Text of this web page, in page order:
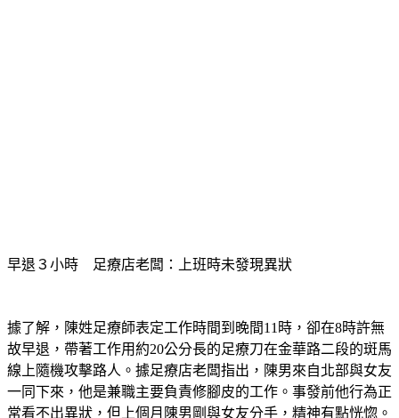
據了解，陳姓足療師表定工作時間到晚間11時，卻在8時許無
故早退，帶著工作用約20公分長的足療刀在金華路二段的斑馬
線上隨機攻擊路人。據足療店老闆指出，陳男來自北部與女友
一同下來，他是兼職主要負責修腳皮的工作。事發前他行為正